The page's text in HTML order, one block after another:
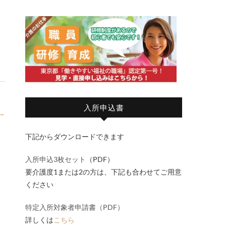
→
入所申込書
下記からダウンロードできます
入所申込3枚セット
（PDF）
要介護度1または2の方は、下記も合わせてご用意
ください
特定入所対象者申請書（PDF）
詳しくはこちら